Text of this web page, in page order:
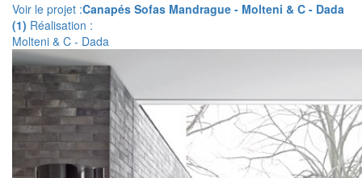
Voir le projet :Canapés Sofas Mandrague - Molteni & C - Dada
(1) Réalisation :
Molteni & C - Dada